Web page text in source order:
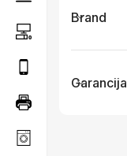
Brand
Garancija